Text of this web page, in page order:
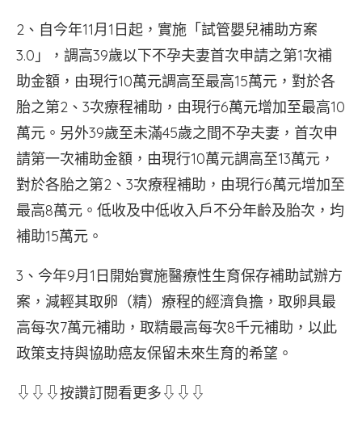
2、自今年11月1日起，實施「試管嬰兒補助方案
3.0」，調高39歲以下不孕夫妻首次申請之第1次補
助金額，由現行10萬元調高至最高15萬元，對於各
胎之第2、3次療程補助，由現行6萬元增加至最高10
萬元。另外39歲至未滿45歲之間不孕夫妻，首次申
請第一次補助金額，由現行10萬元調高至13萬元，
對於各胎之第2、3次療程補助，由現行6萬元增加至
最高8萬元。低收及中低收入戶不分年齡及胎次，均
補助15萬元。
3、今年9月1日開始實施醫療性生育保存補助試辦方
案，減輕其取卵（精）療程的經濟負擔，取卵具最
高每次7萬元補助，取精最高每次8千元補助，以此
政策支持與協助癌友保留未來生育的希望。
⇩⇩⇩按讚訂閱看更多⇩⇩⇩